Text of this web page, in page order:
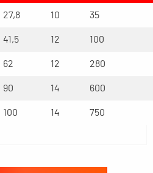
27,8 10 35
41,5 12 100
62 12 280
90 14 600
100 14 750